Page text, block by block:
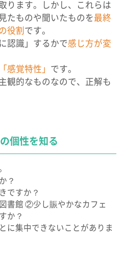
ります。しかし、これらは
たものや聞いたものを最終
役割です。
認識」するかで感じ方が変
感覚特性」 です。
観的なものなので、正解も
個性を知る
？
ですか？
書館 ②少し賑やかなカフェ
か？
に集中できないことがありま